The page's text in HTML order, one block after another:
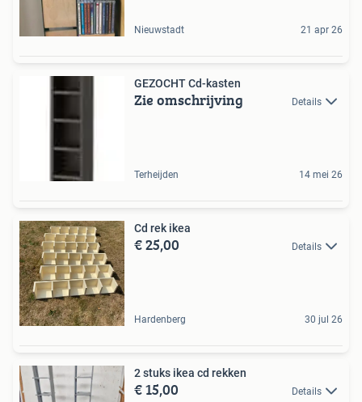
Nieuwstadt 21 apr 26
GEZOCHT Cd-kasten
Zie omschrijving Details
Terheijden 14 mei 26
Cd rek ikea
€ 25,00 Details
Hardenberg 30 jul 26
2 stuks ikea cd rekken
€ 15,00 Details